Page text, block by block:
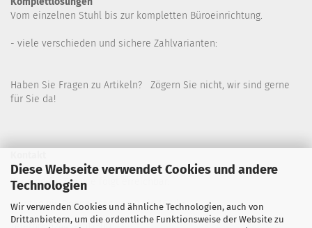
Diese Webseite verwendet Cookies und andere
Technologien
Wir verwenden Cookies und ähnliche Technologien, auch von
Drittanbietern, um die ordentliche Funktionsweise der Website zu
Vom einzelnen Stuhl bis zur kompletten Büroeinrichtung.
- viele verschieden und sichere Zahlvarianten:
Haben Sie Fragen zu Artikeln? Zögern Sie nicht, wir sind gerne
für Sie da!
Wir sind für Sie wie folgt erreichbar:
Montag bis Donnerstag von 9 bis 16 Uhr